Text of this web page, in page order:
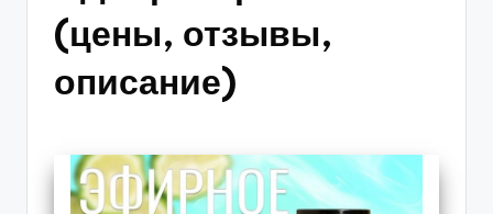
(цены, отзывы,
описание)